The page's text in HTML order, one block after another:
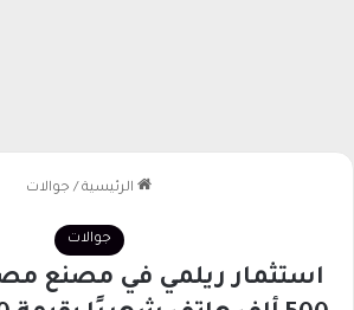
الرئيسية / جوالات
جوالات
استثمار ريلمي في مصنع مصر